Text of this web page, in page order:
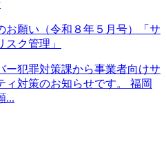
お願い（令和８年５月号）「サ
ク管理」
ー犯罪対策課から事業者向けサ
ィ対策のお知らせです。 福岡
...